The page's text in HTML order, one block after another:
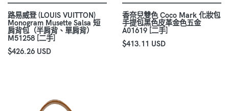
路易威登 (LOUIS VUITTON)
Monogram Musette Salsa 短
肩背包（半肩背、單肩背）
M51258 [二手]
$426.26 USD
香奈兒雙色 Coco Mark 化妝包
手提包黑色皮革金色五金
A01619 [二手]
$413.11 USD